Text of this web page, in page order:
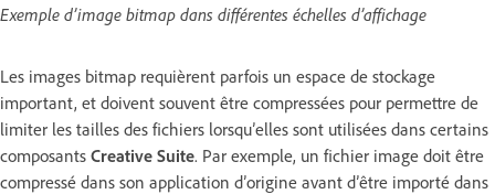
Exemple d’image bitmap dans différentes échelles d’affichage
Les images bitmap requièrent parfois un espace de stockage
important, et doivent souvent être compressées pour permettre de
limiter les tailles des fichiers lorsqu’elles sont utilisées dans certains
composants Creative Suite. Par exemple, un fichier image doit être
compressé dans son application d’origine avant d’être importé dans